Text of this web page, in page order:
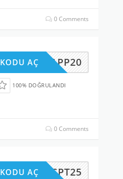
0 Comments
APP20
KODU AÇ
100% DOĞRULANDI
0 Comments
SPT25
KODU AÇ